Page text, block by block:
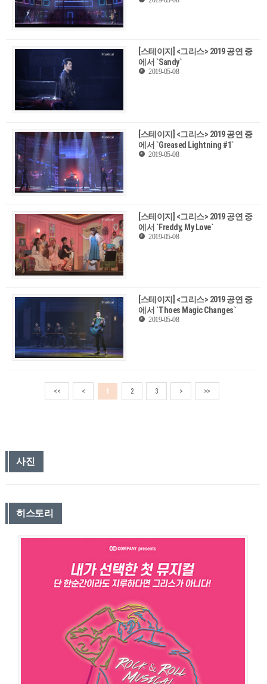
[스테이지] <그리스> 2019 공연 중
에서 `Sandy`
2019-05-08
[스테이지] <그리스> 2019 공연 중
에서 `Greased Lightning #1`
2019-05-08
[스테이지] <그리스> 2019 공연 중
에서 `Freddy, My Love`
2019-05-08
[스테이지] <그리스> 2019 공연 중
에서 `Thoes Magic Changes`
2019-05-08
<< < 1 2 3 > >>
사진
히스토리